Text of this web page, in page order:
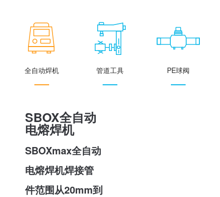
全自动焊机 管道工具 PE球阀
SBOX全自动
电熔焊机
SBOXmax全自动
电熔焊机焊接管
件范围从20mm到